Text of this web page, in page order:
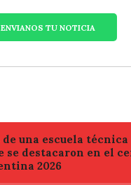
ENVIANOS TU NOTICIA